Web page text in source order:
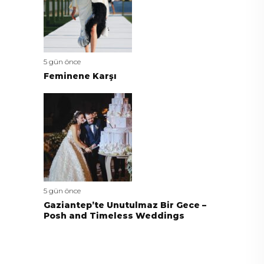
5 gün önce
Feminene Karşı
5 gün önce
Gaziantep’te Unutulmaz Bir Gece –
Posh and Timeless Weddings